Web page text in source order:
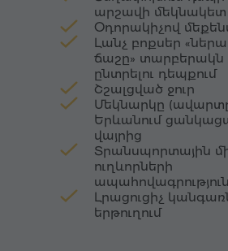
թշնամիները հաճախ
չհամարձակվելով սկսել
արշավի
Օդորակիչով
Լանչ բոքսեր
ճաշը» տարբերակն
ընտրելու դեպքում
Շշալցված ջուր
Մեկնարկը
Երևանում
վայրից
Տրանսպորտային
ուղևորների
ապահովագրություն
Լրացուցիչ
երթուղում